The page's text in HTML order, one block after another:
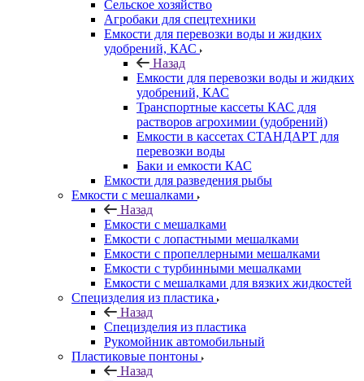
Сельское хозяйство
Агробаки для спецтехники
Емкости для перевозки воды и жидких
удобрений, КАС
Назад
Емкости для перевозки воды и жидких
удобрений, КАС
Транспортные кассеты КАС для
растворов агрохимии (удобрений)
Емкости в кассетах СТАНДАРТ для
перевозки воды
Баки и емкости КАС
Емкости для разведения рыбы
Емкости с мешалками
Назад
Емкости с мешалками
Емкости с лопастными мешалками
Емкости с пропеллерными мешалками
Емкости с турбинными мешалками
Емкости с мешалками для вязких жидкостей
Специзделия из пластика
Назад
Специзделия из пластика
Рукомойник автомобильный
Пластиковые понтоны
Назад